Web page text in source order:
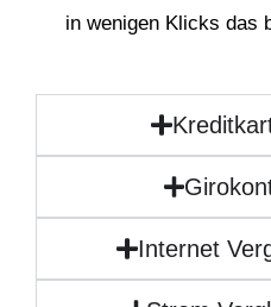
in wenigen Klicks das
Internet